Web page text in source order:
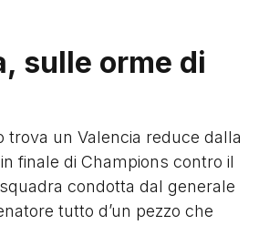
sulle orme di
trova un Valencia reduce dalla
finale di Champions contro il
condotta dal generale
tutto d’un pezzo che